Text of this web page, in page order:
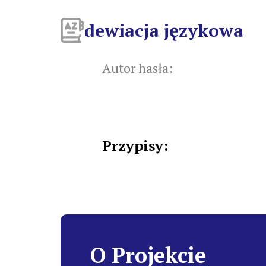
dewiacja językowa
Autor hasła:
Przypisy:
O Projekcie